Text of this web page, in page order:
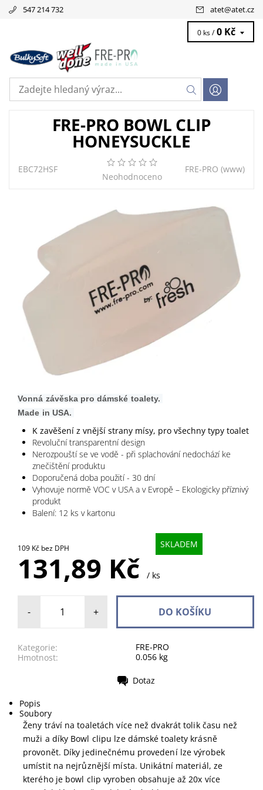
547 214 732 atet@atet.cz
0 ks / 0 Kč
FRE-PRO BOWL CLIP
HONEYSUCKLE
EBC72HSF
Neohodnoceno
FRE-PRO (www)
Vonná závěska pro dámské toalety.
Made in USA.
K zavěšení z vnější strany mísy, pro všechny typy toalet
Revoluční transparentní design
Nerozpouští se ve vodě - při splachování nedochází ke
znečištění produktu
Doporučená doba použití - 30 dní
Vyhovuje normě VOC v USA a v Evropě – Ekologicky příznivý
produkt
Balení: 12 ks v kartonu
109 Kč bez DPH SKLADEM
131,89 Kč / ks
- +
Kategorie:
FRE-PRO
Hmotnost:
0.056 kg
Dotaz
Popis
Soubory
Ženy tráví na toaletách více než dvakrát tolik času než
muži a díky Bowl clipu lze dámské toalety krásně
provonět. Díky jedinečnému provedení lze výrobek
umístit na nejrůznější místa. Unikátní materiál, ze
kterého je bowl clip vyroben obsahuje až 20x více